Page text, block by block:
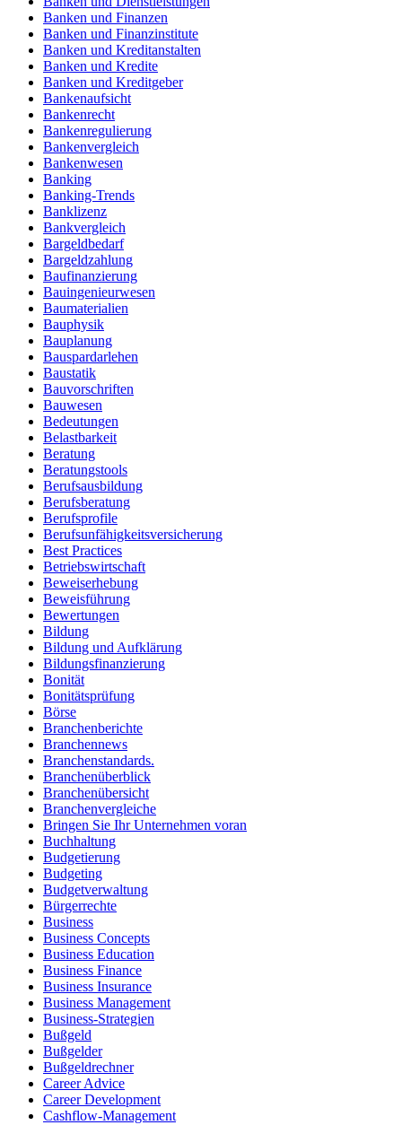
Banken und Finanzen
Banken und Finanzinstitute
Banken und Kreditanstalten
Banken und Kredite
Banken und Kreditgeber
Bankenaufsicht
Bankenrecht
Bankenregulierung
Bankenvergleich
Bankenwesen
Banking
Banking-Trends
Banklizenz
Bankvergleich
Bargeldbedarf
Bargeldzahlung
Baufinanzierung
Bauingenieurwesen
Baumaterialien
Bauphysik
Bauplanung
Bauspardarlehen
Baustatik
Bauvorschriften
Bauwesen
Bedeutungen
Belastbarkeit
Beratung
Beratungstools
Berufsausbildung
Berufsberatung
Berufsprofile
Berufsunfähigkeitsversicherung
Best Practices
Betriebswirtschaft
Beweiserhebung
Beweisführung
Bewertungen
Bildung
Bildung und Aufklärung
Bildungsfinanzierung
Bonität
Bonitätsprüfung
Börse
Branchenberichte
Branchennews
Branchenstandards.
Branchenüberblick
Branchenübersicht
Branchenvergleiche
Bringen Sie Ihr Unternehmen voran
Buchhaltung
Budgetierung
Budgeting
Budgetverwaltung
Bürgerrechte
Business
Business Concepts
Business Education
Business Finance
Business Insurance
Business Management
Business-Strategien
Bußgeld
Bußgelder
Bußgeldrechner
Career Advice
Career Development
Cashflow-Management